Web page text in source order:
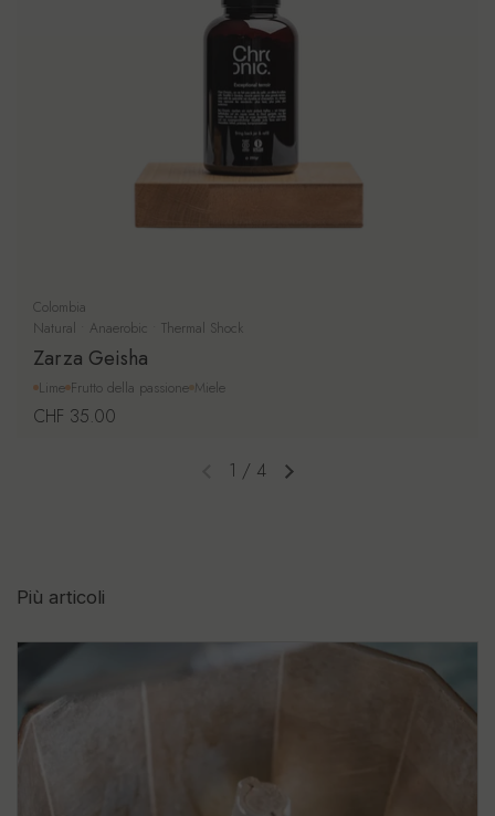
Colombia
Natural • Anaerobic • Thermal Shock
Zarza Geisha
Lime Frutto della passione Miele
Prezzo di listino
CHF 35.00
Diapositiva precedenteDiapositiva successiva
1 / 4
Più articoli